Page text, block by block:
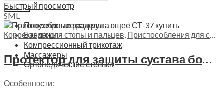
Поиск
Популярные разделы
Бандажи
Компрессионный трикотаж
Массажеры
Ортопедические стельки
Быстрый просмотр
SML
Корректоры для стопы и пальцев, Приспособления для стопы
Протектор для защиты сустава большого пальца стопы Trives, СТ-37
Особенности: